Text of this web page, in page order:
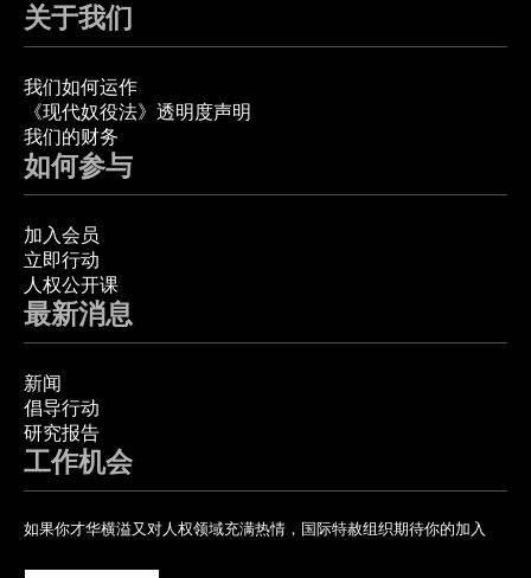
关于我们
我们如何运作
《现代奴役法》透明度声明
我们的财务
如何参与
加入会员
立即行动
人权公开课
最新消息
新闻
倡导行动
研究报告
工作机会
如果你才华横溢又对人权领域充满热情，国际特赦组织期待你的加入